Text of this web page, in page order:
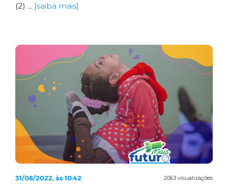
(2) ... [saiba mais]
2063 visualizações
31/08/2022, às 10:42